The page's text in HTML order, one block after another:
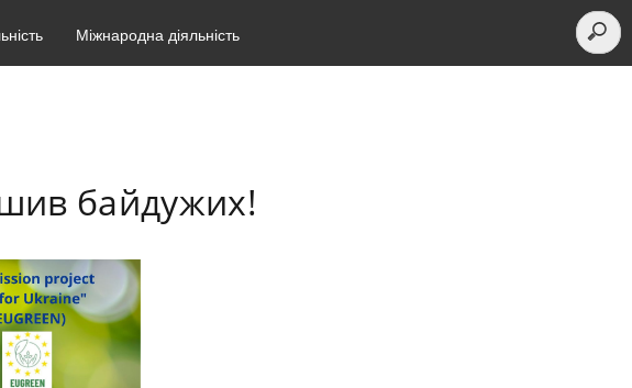
Міжнародна діяльність
байдужих!